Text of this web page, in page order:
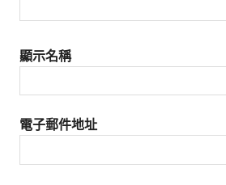
顯示名稱
電子郵件地址